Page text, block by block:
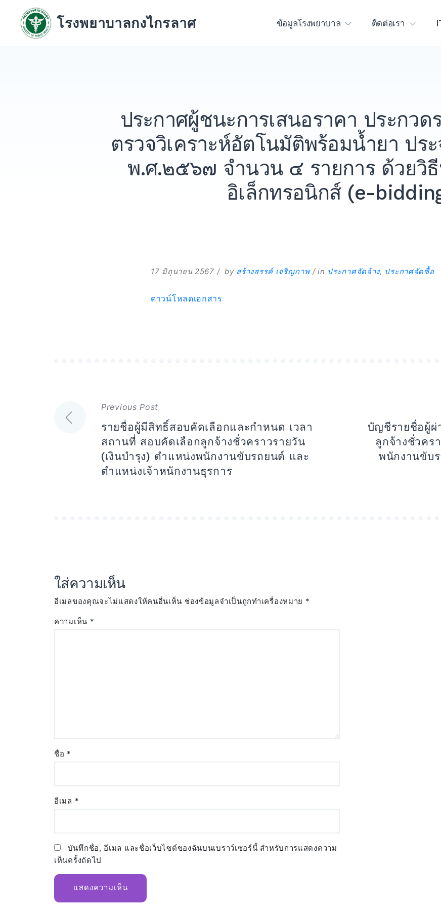
content
โรงพยาบาลกงไกรลาศ ข้อมูลโรงพยาบาล ติดต่อเรา
ประกาศผู้ชนะการเสนอราคา ประกวด
ตรวจวิเคราะห์อัตโนมัติพร้อมน้ำยา ปร
พ.ศ.๒๕๖๗ จำนวน ๔ รายการ ด้วยวิธี
อิเล็กทรอนิกส์ (e-
17 มิถุนายน 2567 by สร้างสรรค์ เจริญภาพ in ประกาศจัดจ้าง, ประกาศจัดซื้อ
ดาวน์โหลดเอกสาร
แนะแนว
เรื่อง
Previous Post
รายชื่อผู้มีสิทธิ์สอบคัดเลือกและกำหนด เวลา
สถานที่ สอบคัดเลือกลูกจ้างชั่วคราวรายวัน
(เงินบำรุง) ตำแหน่งพนักงานขับรถยนต์ และ
ตำแหน่งเจ้าหนักงานธุรการ
บัญชีรายชื่อผู้ผ่
ลูกจ้างชั่วคร
พนักงานขับ
ใส่ความเห็น
อีเมลของคุณจะไม่แสดงให้คนอื่นเห็น ช่องข้อมูลจำเป็นถูกทำเครื่องหมาย *
ความเห็น *
ชื่อ *
อีเมล *
บันทึกชื่อ, อีเมล และชื่อเว็บไซต์ของฉันบนเบราว์เซอร์นี้ สำหรับการแสดงความ
เห็นครั้งถัดไป